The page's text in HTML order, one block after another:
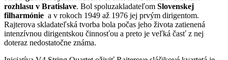
rozhlasu v Bratislave. Bol spoluzakladateľom Slovenskej
filharmónie a v rokoch 1949 až 1976 jej prvým dirigentom.
Rajterova skladateľská tvorba bola počas jeho života zatienená
intenzívnou dirigentskou činnosťou a preto je veľká časť z nej
doteraz nedostatočne známa.